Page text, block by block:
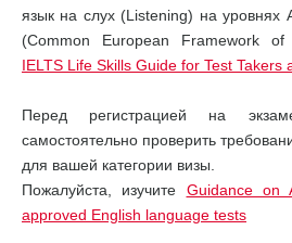
язык на слух (Listening) на
(Common European Framework
IELTS Life Skills Guide for Test Takers
Перед регистрацией на
самостоятельно проверить
для вашей категории визы.
Пожалуйста, изучите Guidance on
approved English language tests